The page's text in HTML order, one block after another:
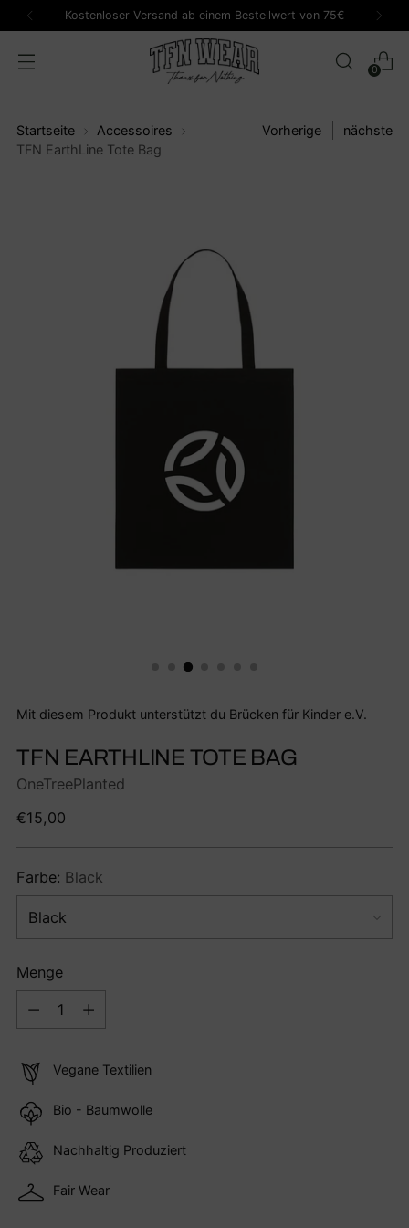
Kostenloser Versand ab einem Bestellwert von 75€
0
Startseite
Accessoires
TFN EarthLine Tote Bag
Vorherige nächste
Mit diesem Produkt unterstützt du Brücken für Kinder e.V.
TFN EARTHLINE TOTE BAG
OneTreePlanted
Regulärer
€15,00
Farbe: Black
Menge
Menge
Vegane Textilien
Bio - Baumwolle
Nachhaltig Produziert
Fair Wear